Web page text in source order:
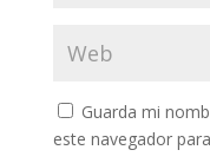
Guarda mi
este navegador